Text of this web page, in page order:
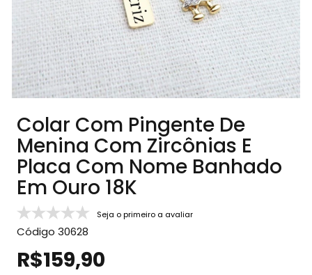
Colar Com Pingente De
Menina Com Zircônias E
Placa Com Nome Banhado
Em Ouro 18K
Seja o primeiro a avaliar
Código 30628
R$159,90